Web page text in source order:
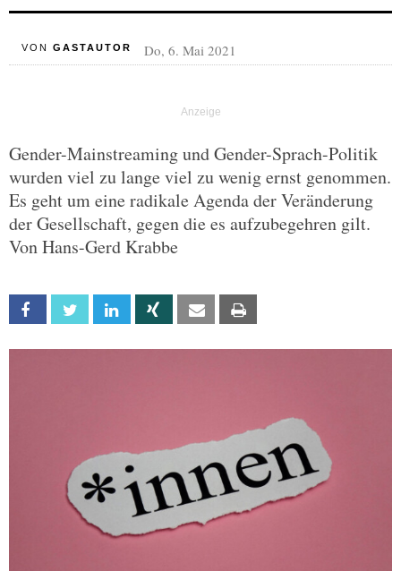
VON GASTAUTOR Do, 6. Mai 2021
Gender-Mainstreaming und Gender-Sprach-Politik
wurden viel zu lange viel zu wenig ernst genommen.
Es geht um eine radikale Agenda der Veränderung
der Gesellschaft, gegen die es aufzubegehren gilt.
Von Hans-Gerd Krabbe
Facebook Twitter Linkedin Xing Email